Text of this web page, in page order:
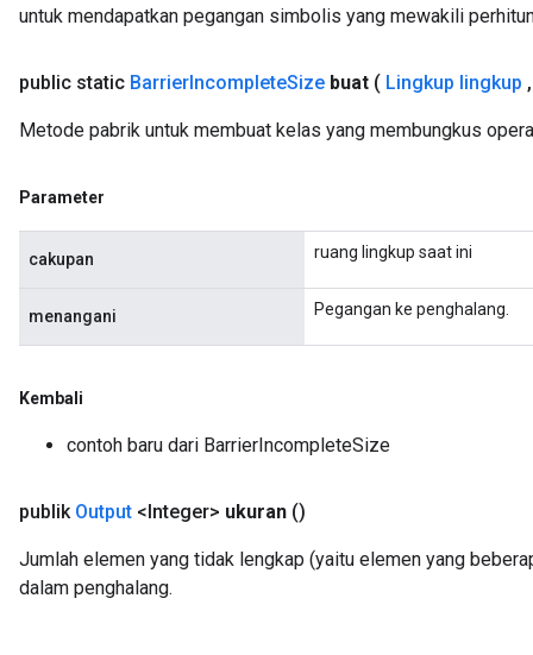
untuk mendapatkan pegangan simbolis yang mewakili
public static BarrierIncompleteSize buat ( Lingkup lingkup ,
Metode pabrik untuk membuat kelas yang membungkus
Parameter
cakupan ruang lingkup saat ini
menangani Pegangan ke penghalang.
Kembali
contoh baru dari BarrierIncompleteSize
publik Output <Integer> ukuran ()
Jumlah elemen yang tidak lengkap (yaitu elemen yang
dalam penghalang.